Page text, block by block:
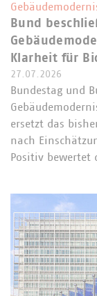
Bund
Klarheit für
27.07.2026
Bundestag und
ersetzt das
nach
Positiv bewertet